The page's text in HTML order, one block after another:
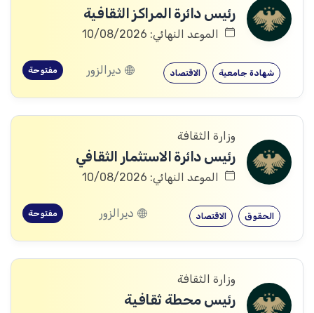
رئيس دائرة المراكز الثقافية
الموعد النهائي: 10/08/2026
الاقتصاد شهادة جامعية ديرالزور مفتوحة
وزارة الثقافة
رئيس دائرة الاستثمار الثقافي
الموعد النهائي: 10/08/2026
الاقتصاد الحقوق ديرالزور مفتوحة
وزارة الثقافة
رئيس محطة ثقافية